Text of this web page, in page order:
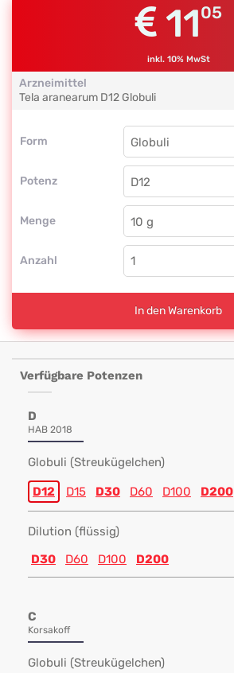
1105
inkl. 10% MwSt
Arzneimittel
Tela aranearum D12 Globuli
Form
Form
Potenz
Globuli
D12
Menge
Globuli
Anzahl
In den Warenkorb
Verfügbare Potenzen
D
HAB 2018
Globuli (Streukügelchen)
D12 D15 D30 D60 D100 D200
Dilution (flüssig)
D30
D60 D100 D200
C
Korsakoff
Globuli (Streukügelchen)